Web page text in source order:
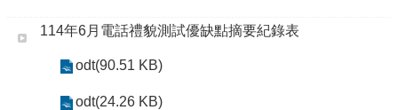
114年6月電話禮貌測試優缺點摘要紀錄表
odt(90.51 KB)
odt(24.26 KB)